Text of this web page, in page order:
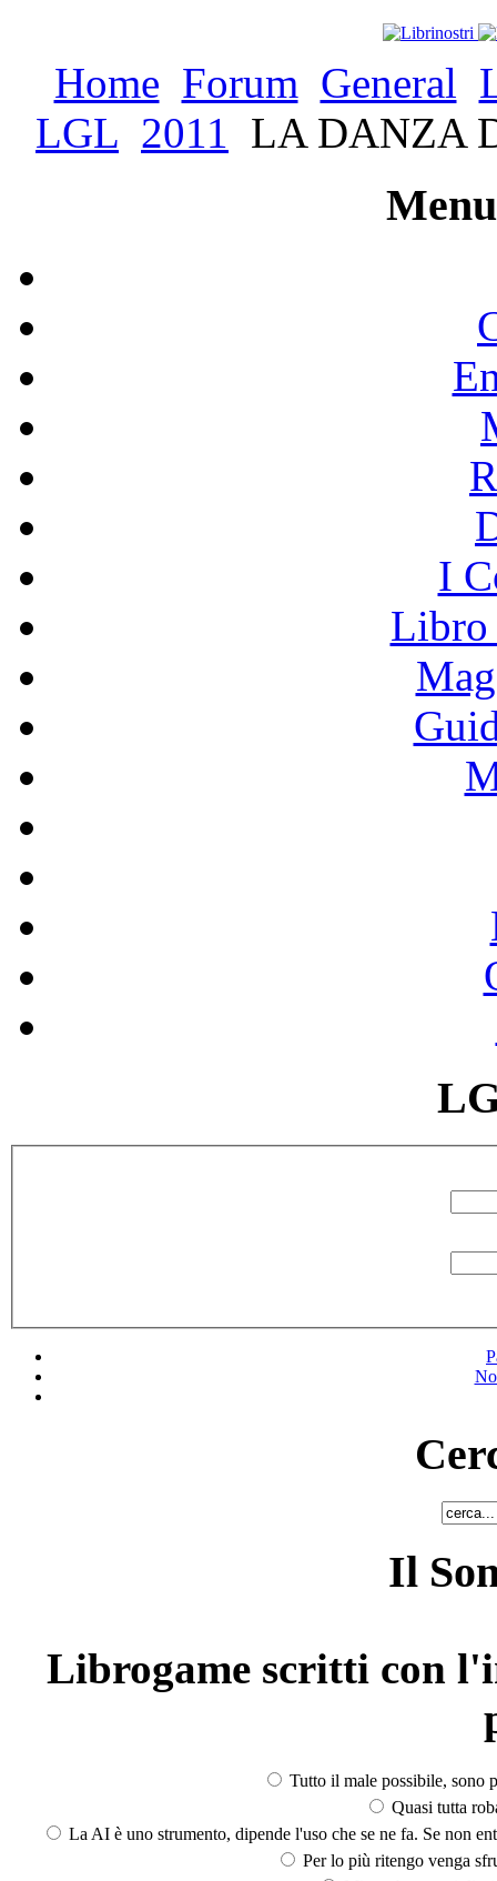
Home Forum General
LGL 2011 LA DANZA
I
Libro
Il
Librogame scritti con
Tutto il male possibile, sono
Quasi tutta
La AI è uno strumento, dipende l'uso che se ne fa. Se non
Per lo più ritengo venga